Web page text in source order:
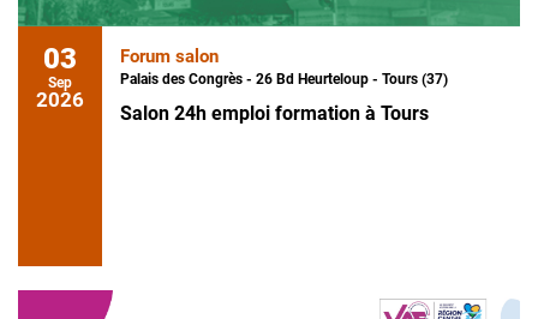
03
Sep
2026
Forum salon
Palais des Congrès - 26 Bd Heurteloup - Tours (37)
Salon 24h emploi formation à Tours